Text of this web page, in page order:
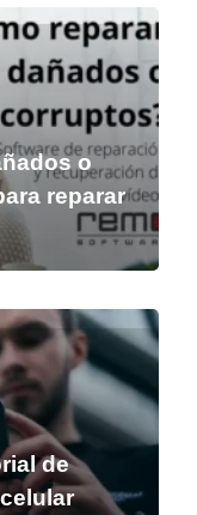
o
reparar
de